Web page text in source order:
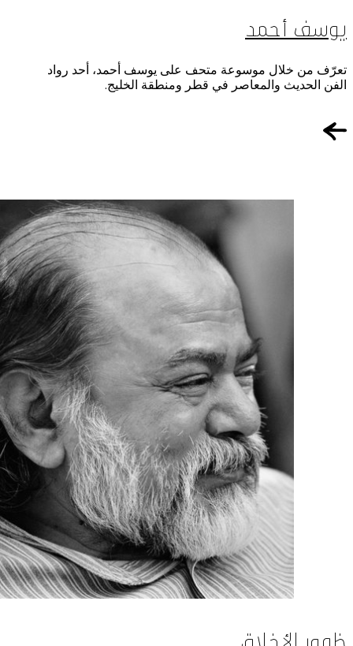
يوسف أحمد
تعرّف من خلال موسوعة متحف على يوسف أحمد، أحد رواد
الفن الحديث والمعاصر في قطر ومنطقة الخليج.